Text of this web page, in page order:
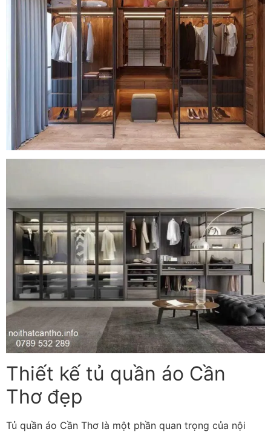
Thiết kế tủ quần áo Cần
Thơ đẹp
Tủ quần áo Cần Thơ là một phần quan trọng của nội